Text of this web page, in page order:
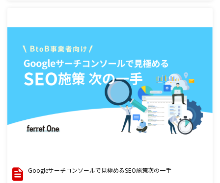
Googleサーチコンソールで見極めるSEO施策次の一手